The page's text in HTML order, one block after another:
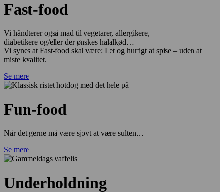
Fast-food
Vi håndterer også mad til vegetarer, allergikere,
diabetikere og/eller der ønskes halalkød…
Vi synes at Fast-food skal være: Let og hurtigt at spise – uden at
miste kvalitet.
Se mere
Fun-food
Når det gerne må være sjovt at være sulten…
Se mere
Underholdning